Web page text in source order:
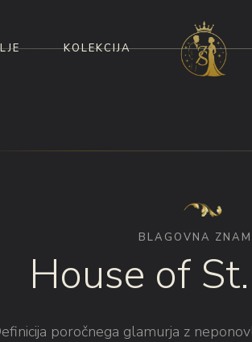
KOLEKCIJA
BLAGOVNA
House of
poročnega glamurja z